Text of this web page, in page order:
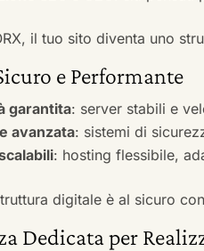
il tuo sito diventa uno
e Performante
garantita: server stabili e
avanzata: sistemi di
: hosting flessibile,
digitale è al sicuro
Dedicata per